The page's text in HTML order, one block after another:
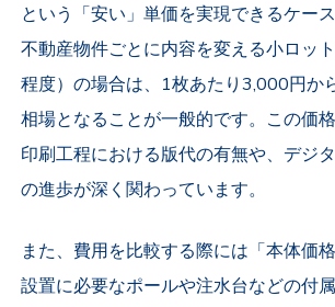
という「安い」単価を実現できるケース
不動産物件ごとに内容を変える小ロッ
程度）の場合は、1枚あたり3,000円か
相場となることが一般的です。この価格
印刷工程における版代の有無や、デジ
の進歩が深く関わっています。
また、費用を比較する際には「本体価
設置に必要なポールや注水台などの付